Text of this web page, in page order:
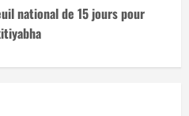
national de 15 jours pour